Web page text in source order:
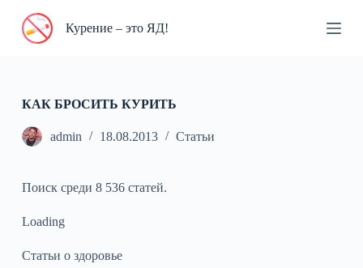
П
и
Курение – это ЯД!
КАК БРОСИТЬ КУРИТЬ
admin 18.08.2013 Статьи
Поиск среди 8 536 статей.
Loading
Статьи о здоровье